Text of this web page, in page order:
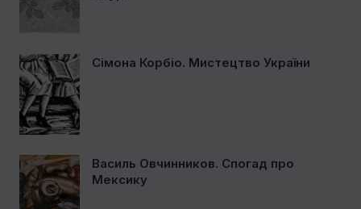
Сімона Корбіо. Мистецтво України
Василь Овчинников. Спогад про
Мексику